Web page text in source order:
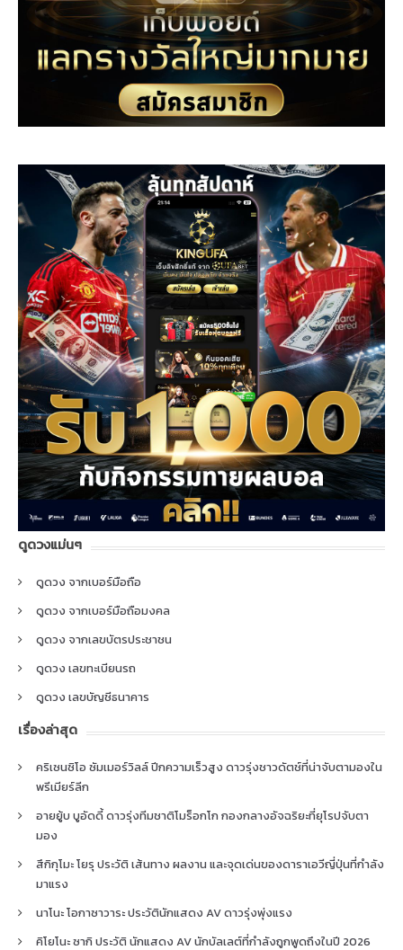
ดูดวงแม่นๆ
ดูดวง จากเบอร์มือถือ
ดูดวง จากเบอร์มือถือมงคล
ดูดวง จากเลขบัตรประชาชน
ดูดวง เลขทะเบียนรถ
ดูดวง เลขบัญชีธนาคาร
เรื่องล่าสุด
คริเซนซิโอ ซัมเมอร์วิลล์ ปีกความเร็วสูง ดาวรุ่งชาวดัตช์ที่น่าจับตามองใน
พรีเมียร์ลีก
อายยู้บ บูอัดดี้ ดาวรุ่งทีมชาติโมร็อกโก กองกลางอัจฉริยะที่ยุโรปจับตา
มอง
สึกิกุโมะ โยรุ ประวัติ เส้นทาง ผลงาน และจุดเด่นของดาราเอวีญี่ปุ่นที่กำลัง
มาแรง
นาโนะ โอกาซาวาระ ประวัตินักแสดง AV ดาวรุ่งพุ่งแรง
คิโยโนะ ซากิ ประวัติ นักแสดง AV นักบัลเลต์ที่กำลังถูกพูดถึงในปี 2026